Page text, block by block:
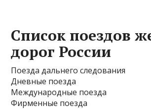
Список поездов
дорог России
Поезда дальнего следования
Дневные поезда
Международные поезда
Фирменные поезда